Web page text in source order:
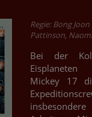
Regie: Bong
Pattinson,
Bei der
Mickey 17